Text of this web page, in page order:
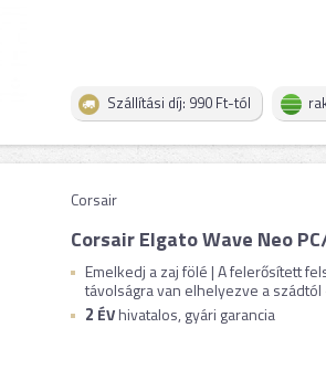
Szállítási díj: 990 Ft-tól
Corsair
Corsair Elgato Wave Neo
Emelkedj a zaj fölé | A felerősített
távolságra van elhelyezve a szádtól
2 ÉVhivatalos, gyári garancia